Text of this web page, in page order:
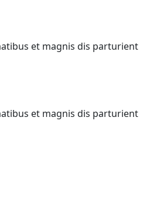
et magnis dis parturient
et magnis dis parturient